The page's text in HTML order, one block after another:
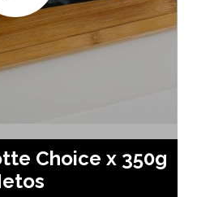
Choice x 350g